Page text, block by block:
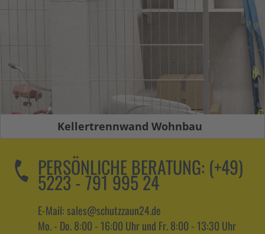
Kellertrennwand Wohnbau
PERSÖNLICHE BERATUNG: (+49)
5223 - 791 995 24
E-Mail: sales@schutzzaun24.de
Mo. - Do. 8:00 - 16:00 Uhr und Fr. 8:00 - 13:30 Uhr